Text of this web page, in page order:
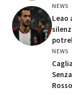
NEWS
Leao
NEWS